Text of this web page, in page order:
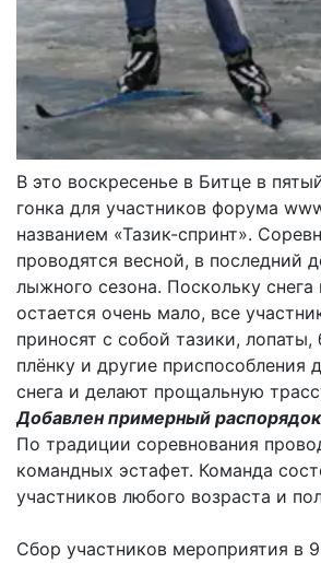
В это воскресенье в Битце в
гонка для участников форума
названием «Тазик-спринт».
проводятся весной, в последний
лыжного сезона. Поскольку снега
остается очень мало, все
приносят с собой тазики, лопаты,
плёнку и другие приспособления
снега и делают прощальную
Добавлен примерный
По традиции соревнования
командных эстафет. Команда
участников любого возраста и
Сбор участников мероприятия в